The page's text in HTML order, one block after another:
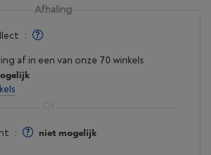
Afhaling
:
af in een van onze 70 winkels
: niet mogelijk